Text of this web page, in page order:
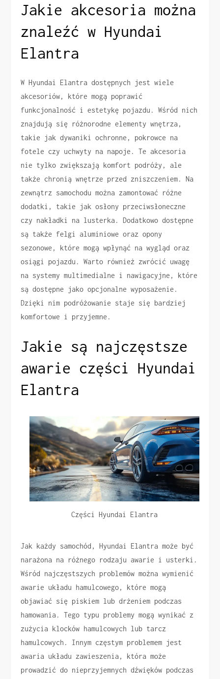
Jakie akcesoria można
znaleźć w Hyundai
Elantra
W Hyundai Elantra dostępnych jest wiele
akcesoriów, które mogą poprawić
funkcjonalność i estetykę pojazdu. Wśród nich
znajdują się różnorodne elementy wnętrza,
takie jak dywaniki ochronne, pokrowce na
fotele czy uchwyty na napoje. Te akcesoria
nie tylko zwiększają komfort podróży, ale
także chronią wnętrze przed zniszczeniem. Na
zewnątrz samochodu można zamontować różne
dodatki, takie jak osłony przeciwsłoneczne
czy nakładki na lusterka. Dodatkowo dostępne
są także felgi aluminiowe oraz opony
sezonowe, które mogą wpłynąć na wygląd oraz
osiągi pojazdu. Warto również zwrócić uwagę
na systemy multimedialne i nawigacyjne, które
są dostępne jako opcjonalne wyposażenie.
Dzięki nim podróżowanie staje się bardziej
komfortowe i przyjemne.
Jakie są najczęstsze
awarie części Hyundai
Elantra
Części Hyundai Elantra
Jak każdy samochód, Hyundai Elantra może być
narażona na różnego rodzaju awarie i usterki.
Wśród najczęstszych problemów można wymienić
awarie układu hamulcowego, które mogą
objawiać się piskiem lub drżeniem podczas
hamowania. Tego typu problemy mogą wynikać z
zużycia klocków hamulcowych lub tarcz
hamulcowych. Innym częstym problemem jest
awaria układu zawieszenia, która może
prowadzić do nieprzyjemnych dźwięków podczas